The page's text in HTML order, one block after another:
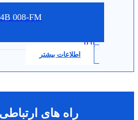
008-FM
0.0
اطلاعات بیشتر
راه های ارتباطی